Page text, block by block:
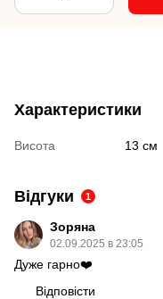
Характеристики
Висота 13 см
Відгуки 1
Зоряна
02.09.2025 в 23:05
Дуже гарно❤️
Відповісти